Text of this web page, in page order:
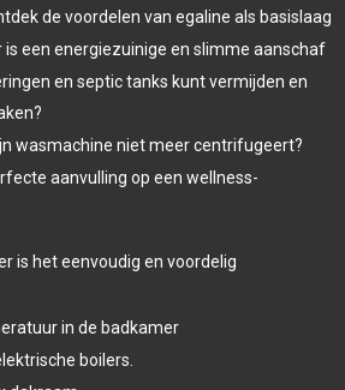
de voordelen van egaline als basislaag
is een energiezuinige en slimme aanschaf
en septic tanks kunt vermijden en
wasmachine niet meer centrifugeert?
aanvulling op een wellness-
is het eenvoudig en voordelig
in de badkamer
boilers.